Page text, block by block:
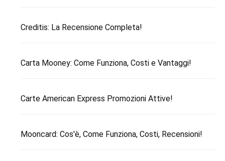
Creditis: La Recensione Completa!
Carta Mooney: Come Funziona, Costi e Vantaggi!
Carte American Express Promozioni Attive!
Mooncard: Cos'è, Come Funziona, Costi, Recensioni!